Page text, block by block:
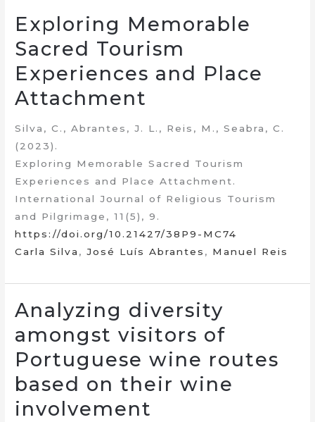
Exploring Memorable
Sacred Tourism
Experiences and Place
Attachment
Silva, C., Abrantes, J. L., Reis, M., Seabra, C.
(2023).
Exploring Memorable Sacred Tourism
Experiences and Place Attachment.
International Journal of Religious Tourism
and Pilgrimage, 11(5), 9.
https://doi.org/10.21427/38P9-MC74
Carla Silva ,José Luís Abrantes , Manuel Reis
Analyzing diversity
amongst visitors of
Portuguese wine routes
based on their wine
involvement